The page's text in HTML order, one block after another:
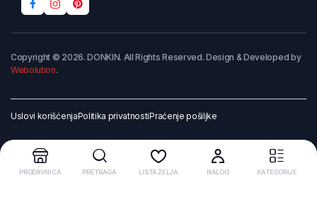
Copyright © 2026. DONKIN. All Rights Reserved. Design & Developed by
Webolution.
Uslovi korišćenjaPolitika privatnostiPraćenje pošiljke
PRODAVNICA PRETRAGA LISTA ŽELJA NALOG KATEGORIJE